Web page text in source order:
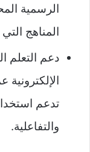
الرسمية
المناهج
دعم التعلم
الإلكترونية
تدعم
والتفاعلية.